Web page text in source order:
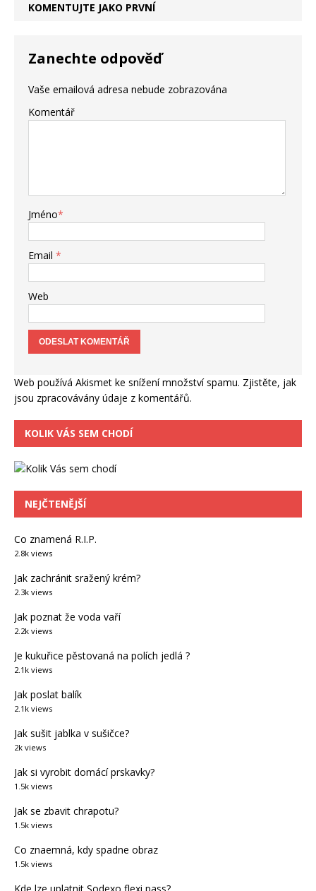
KOMENTUJTE JAKO PRVNÍ
Zanechte odpověď
Vaše emailová adresa nebude zobrazována
Komentář
Jméno*
Email *
Web
Web používá Akismet ke snížení množství spamu. Zjistěte, jak
jsou zpracovávány údaje z komentářů.
KOLIK VÁS SEM CHODÍ
NEJČTENĚJŠÍ
Co znamená R.I.P.
2.8k views
Jak zachránit sražený krém?
2.3k views
Jak poznat že voda vaří
2.2k views
Je kukuřice pěstovaná na polích jedlá ?
2.1k views
Jak poslat balík
2.1k views
Jak sušit jablka v sušičce?
2k views
Jak si vyrobit domácí prskavky?
1.5k views
Jak se zbavit chrapotu?
1.5k views
Co znaemná, kdy spadne obraz
1.5k views